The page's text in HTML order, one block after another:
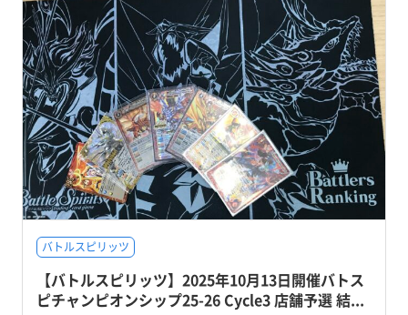
バトルスピリッツ
【バトルスピリッツ】2025年10月13日開催バトス
ピチャンピオンシップ25-26 Cycle3 店舗予選 結...